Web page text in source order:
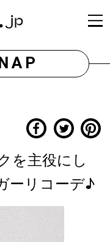
を主役にし
ーリコーデ♪